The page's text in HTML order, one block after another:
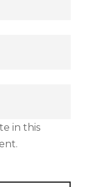
in this